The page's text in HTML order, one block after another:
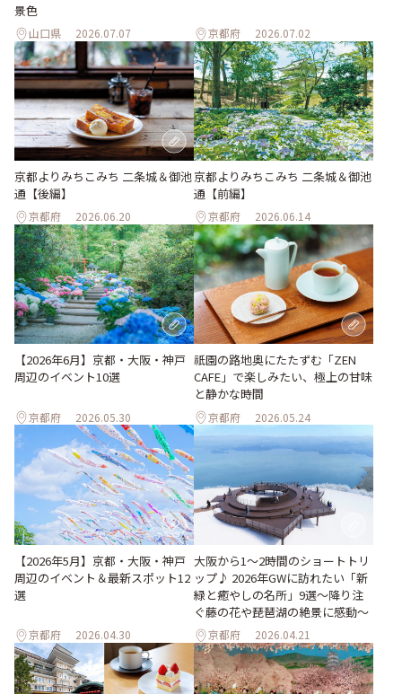
景色
山口県 2026.07.07 京都府 2026.07.02
京都よりみちこみち 二条城＆御池
通【後編】
京都府 2026.06.20
京都よりみちこみち 二条城＆御池
通【前編】
京都府 2026.06.14
【2026年6月】京都・大阪・神戸
周辺のイベント10選
京都府 2026.05.30
祇園の路地奥にたたずむ「ZEN
CAFE」で楽しみたい、極上の甘味
と静かな時間
京都府 2026.05.24
【2026年5月】京都・大阪・神戸
周辺のイベント＆最新スポット12
選
京都府 2026.04.30
大阪から1〜2時間のショートトリ
ップ♪ 2026年GWに訪れたい「新
緑と癒やしの名所」9選～降り注
ぐ藤の花や琵琶湖の絶景に感動～
京都府 2026.04.21